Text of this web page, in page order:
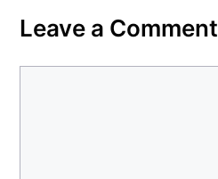
Leave a Comment